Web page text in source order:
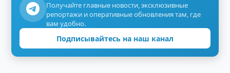
Получайте главные новости, эксклюзивные
репортажи и оперативные обновления там, где
вам удобно.
Подписывайтесь на наш канал